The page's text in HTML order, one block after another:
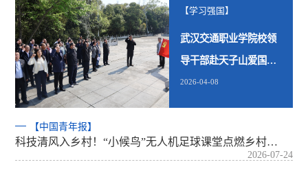
【学习强国】
武汉交通职业学院校领
导干部赴天子山爱国主
义教育基…
2026-04-08
【中国青年报】
科技清风入乡村！“小候鸟”无人机足球课堂点燃乡村…
2026-07-24